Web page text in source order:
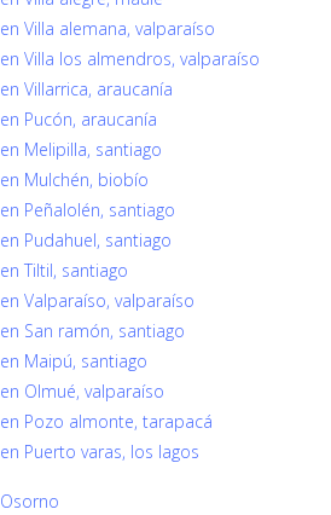
Villa alemana, valparaíso
Villa los almendros, valparaíso
Villarrica, araucanía
Pucón, araucanía
Melipilla, santiago
Mulchén, biobío
Peñalolén, santiago
Pudahuel, santiago
Tiltil, santiago
Valparaíso, valparaíso
San ramón, santiago
Maipú, santiago
Olmué, valparaíso
Pozo almonte, tarapacá
Puerto varas, los lagos